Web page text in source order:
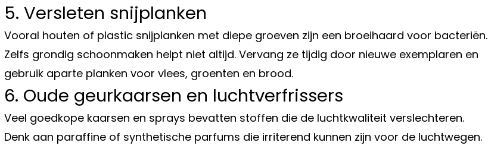
5. Versleten snijplanken
Vooral houten of plastic snijplanken met diepe groeven zijn een broeihaard voor bacteriën.
Zelfs grondig schoonmaken helpt niet altijd. Vervang ze tijdig door nieuwe exemplaren en
gebruik aparte planken voor vlees, groenten en brood.
6. Oude geurkaarsen en luchtverfrissers
Veel goedkope kaarsen en sprays bevatten stoffen die de luchtkwaliteit verslechteren.
Denk aan paraffine of synthetische parfums die irriterend kunnen zijn voor de luchtwegen.